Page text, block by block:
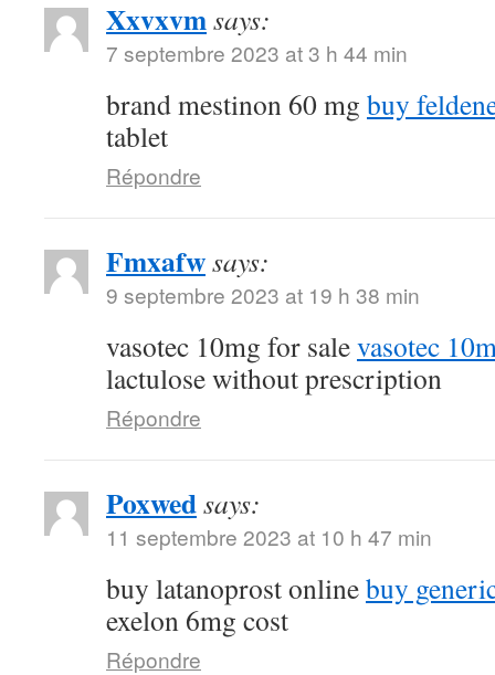
Xxvxvmsays:
7 septembre 2023 at 3 h 44 min
brand mestinon 60 mg buy
tablet
Répondre
Fmxafwsays:
9 septembre 2023 at 19 h 38 min
vasotec 10mg for salevasotec
lactulose without prescription
Répondre
Poxwedsays:
11 septembre 2023 at 10 h 47 min
buy latanoprost onlinebuy
exelon 6mg cost
Répondre